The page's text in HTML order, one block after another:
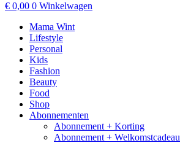
€ 0,00 0 Winkelwagen
Mama Wint
Lifestyle
Personal
Kids
Fashion
Beauty
Food
Shop
Abonnementen
Abonnement + Korting
Abonnement + Welkomstcadeau